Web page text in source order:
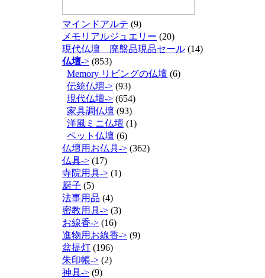
マインドアルテ (9)
メモリアルジュエリー (20)
現代仏壇 廃盤品現品セール (14)
仏壇-> (853)
Memory リビングの仏壇 (6)
伝統仏壇-> (93)
現代仏壇-> (654)
家具調仏壇 (93)
洋風ミニ仏壇 (1)
ペット仏壇 (6)
仏壇用お仏具-> (362)
仏具-> (17)
寺院用具-> (1)
厨子 (5)
法事用品 (4)
密教用具-> (3)
お線香-> (16)
進物用お線香-> (9)
盆提灯 (196)
朱印帳-> (2)
神具-> (9)